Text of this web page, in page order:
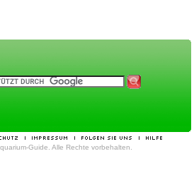
Guide. Alle Rechte vorbehalten.